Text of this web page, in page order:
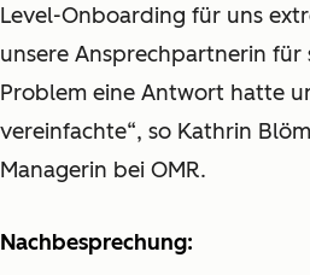
Level-Onboarding für uns
unsere Ansprechpartnerin für
Problem eine Antwort hatte
vereinfachte“, so Kathrin
Managerin bei OMR.
Nachbesprechung: